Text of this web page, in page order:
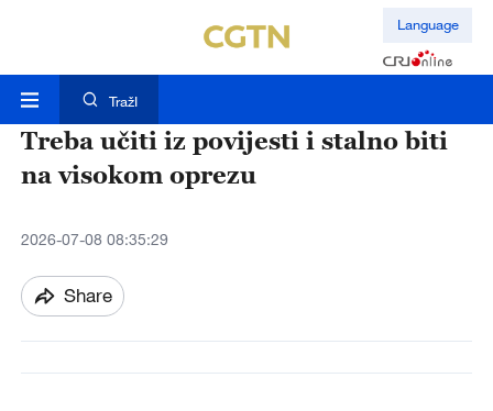
Language
TražI
Treba učiti iz povijesti i stalno biti
na visokom oprezu
2026-07-08 08:35:29
Share